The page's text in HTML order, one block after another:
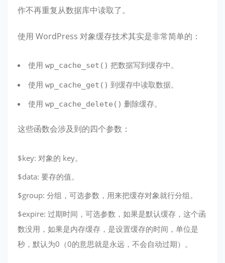
作不再重复从数据库中读取了。
使用 WordPress 对象缓存技术其实是非常简单的：
使用 wp_cache_set() 把数据写到缓存中。
使用 wp_cache_get() 到缓存中读取数据。
使用 wp_cache_delete() 删除缓存。
这些函数会涉及到的四个参数：
$key: 对象的 key。
$data: 要存的值。
$group: 分组，可选参数，用来把缓存对象就行分组。
$expire: 过期时间，可选参数，如果是默认缓存，这个函
数没用，如果是内存缓存，是设置缓存的时间，单位是
秒，默认为0（0的意思就是永远，不会自动过期）。